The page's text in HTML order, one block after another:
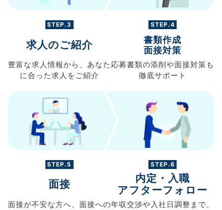
STEP.3
求人のご紹介
豊富な求人情報から、 あなた
に合った求人を ご紹介
STEP.4
書類作成
面接対策
応募書類の添削や面接対策も
徹底サポート
STEP.5
面接
面接が不安な方へ、 面接への
STEP.6
内定・入職
アフターフォロー
年収交渉や 入社日調整まで、